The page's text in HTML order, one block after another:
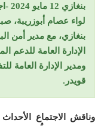
لواء عصام أبوزريبة،
بنغازي، مع مدير أمن
الإدارة العامة للدعم
ومدير الإدارة العامة
قويدر.
وناقش الاجتماع